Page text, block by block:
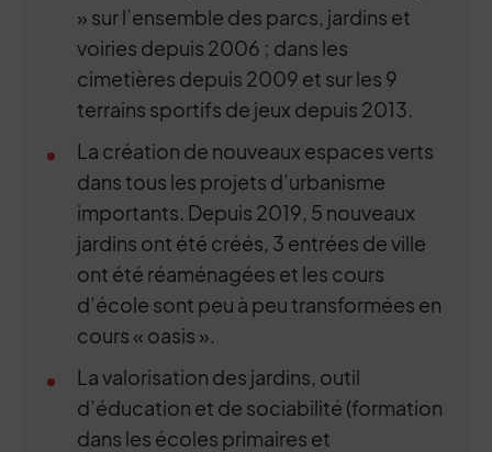
» sur l’ensemble des parcs, jardins et
voiries depuis 2006 ; dans les
cimetières depuis 2009 et sur les 9
terrains sportifs de jeux depuis 2013.
La création de nouveaux espaces verts
dans tous les projets d’urbanisme
importants. Depuis 2019, 5 nouveaux
jardins ont été créés, 3 entrées de ville
ont été réaménagées et les cours
d’école sont peu à peu transformées en
cours « oasis ».
La valorisation des jardins, outil
d’éducation et de sociabilité (formation
dans les écoles primaires et